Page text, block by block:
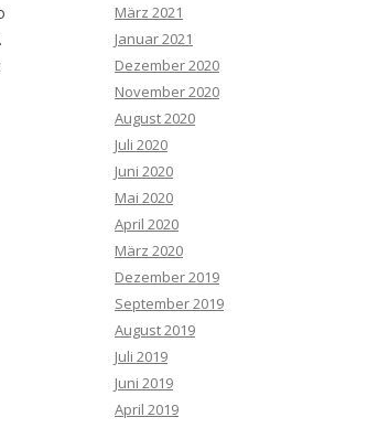
März 2021
Januar 2021
Dezember 2020
November 2020
August 2020
Juli 2020
Juni 2020
Mai 2020
April 2020
März 2020
Dezember 2019
September 2019
August 2019
Juli 2019
Juni 2019
April 2019